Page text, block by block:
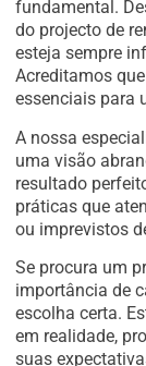
fundamental.
do projecto de
esteja sempre
Acreditamos
essenciais para
A nossa
uma visão
resultado
práticas que
ou imprevistos
Se procura um
importância de
escolha certa.
em realidade,
suas